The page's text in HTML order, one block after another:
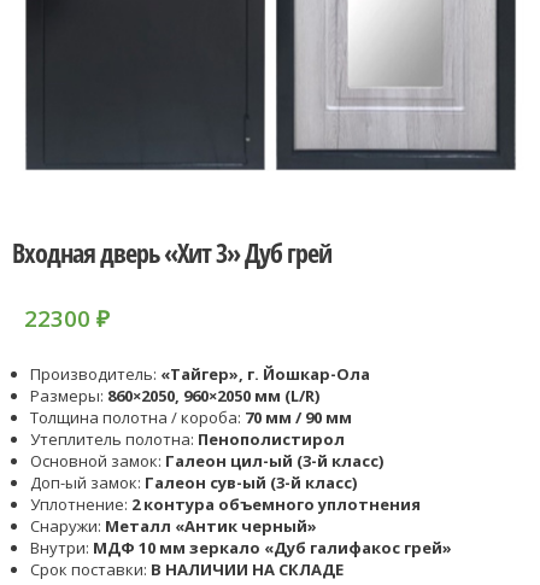
Входная дверь «Хит 3» Дуб грей
22300 ₽
Производитель: «Тайгер», г. Йошкар-Ола
Размеры: 860×2050, 960×2050 мм (L/R)
Толщина полотна / короба: 70 мм / 90 мм
Утеплитель полотна: Пенополистирол
Основной замок: Галеон цил-ый (3-й класс)
Доп-ый замок: Галеон cув-ый (3-й класс)
Уплотнение: 2 контура объемного уплотнения
Снаружи: Металл «Антик черный»
Внутри: МДФ 10 мм зеркало «Дуб галифакос грей»
Срок поставки: В НАЛИЧИИ НА СКЛАДЕ